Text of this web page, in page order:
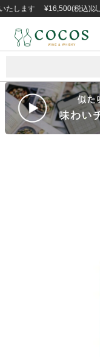
す ¥16,500(税込)以上の